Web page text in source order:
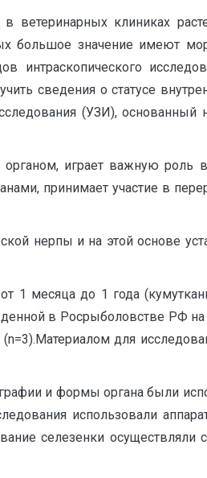
ветеринарных клиниках
большое значение имеют
интраскопического
сведения о статусе
(УЗИ), основанный
играет важную роль
принимает участие в
нерпы и на этой основе
от 1 месяца до 1 года
в Росрыболовстве РФ на
для
и формы органа были
использовали
селезенки осуществляли